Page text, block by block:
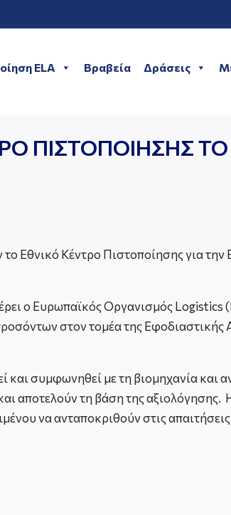
ELA Βραβεία Δράσεις
ΠΙΣΤΟΠΟΙΗΣΗΣ ΤΟ
Εθνικό Κέντρο Πιστοποίησης για
ο Ευρωπαϊκός Οργανισμός Logistics
στον τομέα της Εφοδιαστικής
συμφωνηθεί με τη βιομηχανία και
αποτελούν τη βάση της αξιολόγησης.
να ανταποκριθούν στις